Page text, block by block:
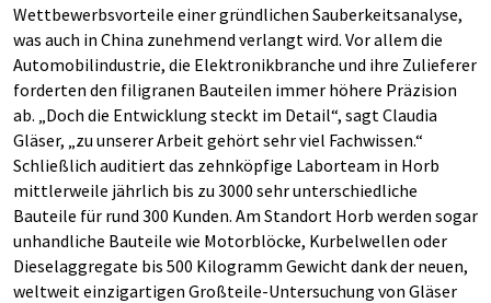
Wettbewerbsvorteile einer gründlichen Sauberkeitsanalyse,
was auch in China zunehmend verlangt wird. Vor allem die
Automobilindustrie, die Elektronikbranche und ihre Zulieferer
forderten den filigranen Bauteilen immer höhere Präzision
ab. „Doch die Entwicklung steckt im Detail“, sagt Claudia
Gläser, „zu unserer Arbeit gehört sehr viel Fachwissen.“
Schließlich auditiert das zehnköpfige Laborteam in Horb
mittlerweile jährlich bis zu 3000 sehr unterschiedliche
Bauteile für rund 300 Kunden. Am Standort Horb werden sogar
unhandliche Bauteile wie Motorblöcke, Kurbelwellen oder
Dieselaggregate bis 500 Kilogramm Gewicht dank der neuen,
weltweit einzigartigen Großteile-Untersuchung von Gläser